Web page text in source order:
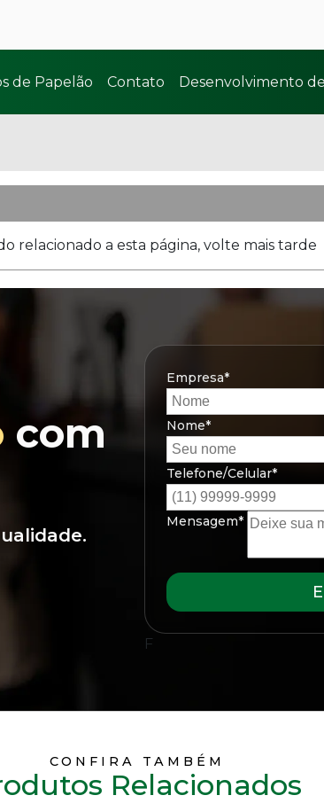
de Papelão Contato Desenvolvimento
relacionado a esta página, volte mais tarde
com
Empresa*
Nome*
Telefone/Celular*
Mensagem*
F
CONFIRA TAMBÉM
Relacionados